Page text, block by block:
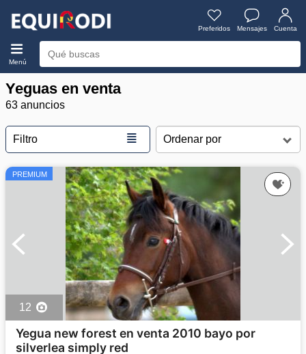
Preferidos Mensajes Cuenta
Menú
Yeguas en venta
63 anuncios
Filtro ≣
PREMIUM
12
Yegua new forest en venta 2010 bayo por
silverlea simply red